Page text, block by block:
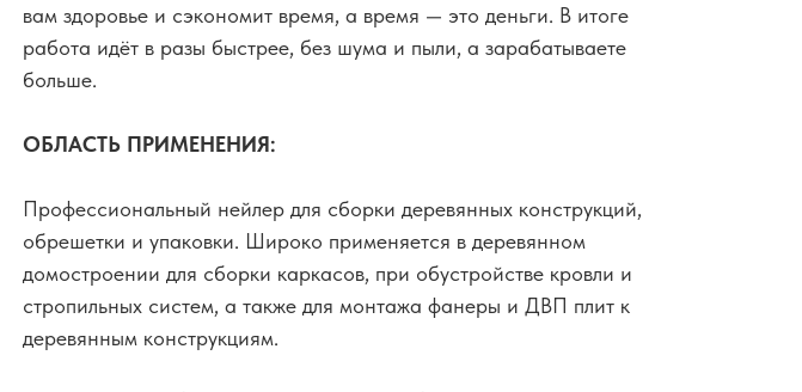
вам здоровье и сэкономит время, а время — это деньги. В итоге
работа идёт в разы быстрее, без шума и пыли, а зарабатываете
больше.
ОБЛАСТЬ ПРИМЕНЕНИЯ:
Профессиональный нейлер для сборки деревянных конструкций,
обрешетки и упаковки. Широко применяется в деревянном
домостроении для сборки каркасов, при обустройстве кровли и
стропильных систем, а также для монтажа фанеры и ДВП плит к
деревянным конструкциям.